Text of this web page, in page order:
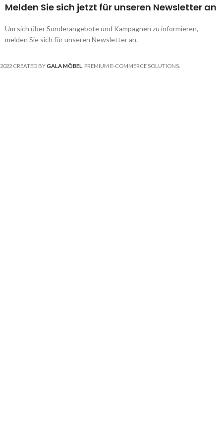
Melden Sie sich jetzt für unseren Newsletter an
Um sich über Sonderangebote und Kampagnen zu informieren,
melden Sie sich für unseren Newsletter an.
2022 CREATED BYGALA MÖBEL . PREMIUM E-COMMERCE SOLUTIONS.